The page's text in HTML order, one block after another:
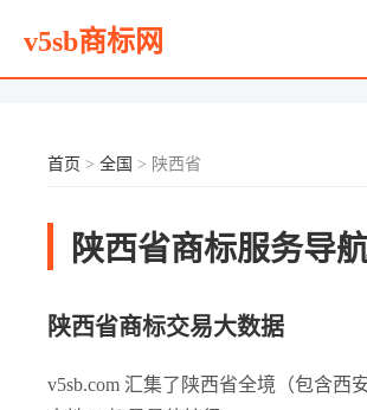
v5sb商标网
首页 > 全国 > 陕西省
陕西省商标服务导
陕西省商标交易大数据
v5sb.com 汇集了陕西省全境（包含